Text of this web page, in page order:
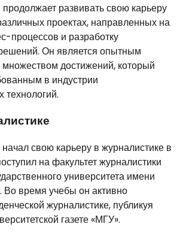
развивать свою карьеру
проектах, направленных на
процессов и разработку
Он является опытным
достижений, который
в индустрии
свою карьеру в журналистике в
на факультет журналистики
университета имени
время учебы он активно
журналистике, публикуя
газете «МГУ».